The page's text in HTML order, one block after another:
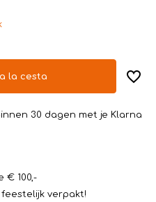
la cesta
30 dagen met je Klarna
€ 100,-
verpakt!